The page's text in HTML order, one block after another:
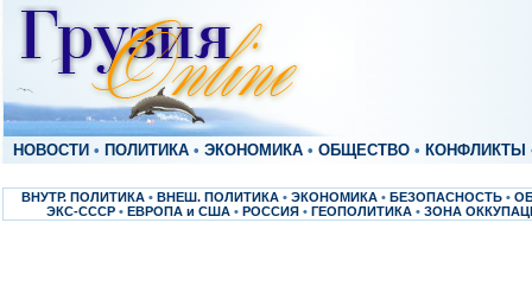
НОВОСТИ • ПОЛИТИКА • ЭКОНОМИКА • ОБЩЕСТВО • КОНФЛИКТЫ
ВНУТР. ПОЛИТИКА • ВНЕШ. ПОЛИТИКА • ЭКОНОМИКА • БЕЗОПАСНОСТЬ •
ЭКС-СССР • ЕВРОПА и США • РОССИЯ • ГЕОПОЛИТИКА • ЗОНА